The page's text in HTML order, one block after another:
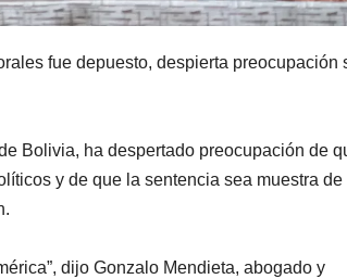
fue depuesto, despierta preocupación
Bolivia, ha despertado preocupación de
y de que la sentencia sea muestra de
dijo Gonzalo Mendieta, abogado y